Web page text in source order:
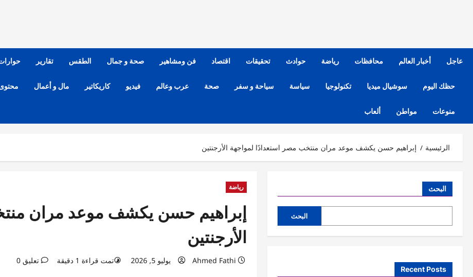
عاجل أخبار العالم محافظات رياضة حوادث تحقيقات اقتصاد فن ومشاهير صحة و جمال الطقس تقارير
حظك اليوم سوشيال ميديا تكنولوجيا سياسة سياحة و سفر صحة عرب وعالم فيديو كاريكاتير مال و أعمال
منوعات مواطن ألعاب
الرئيسية إبراهيم حسن يكشف موعد مران منتخب مصر استعدادًا لمواجهة الأرجنتين
رياضة
إبراهيم حسن يكشف موعد مران
الأرجنتين
Ahmed Fathi يوليو 5, 2026 تمت قراءة 1 دقيقة تعليق 0
البحث
البحث
Recent Posts